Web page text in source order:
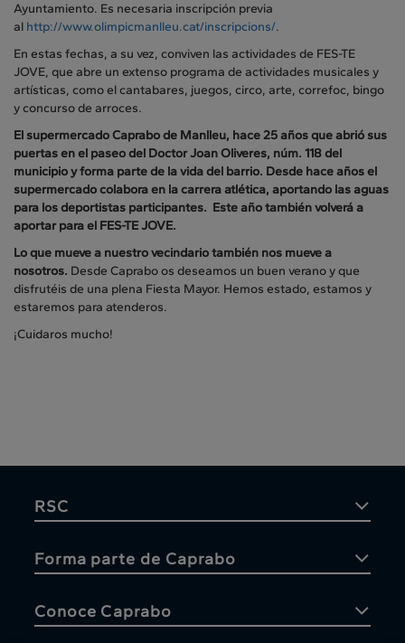
Ayuntamiento. Es necesaria inscripción previa
al http://www.olimpicmanlleu.cat/inscripcions/.
En estas fechas, a su vez, conviven las actividades de FES-TE
JOVE, que abre un extenso programa de actividades musicales y
artísticas, como el cantabares, juegos, circo, arte, correfoc, bingo
y concurso de arroces.
El supermercado Caprabo de Manlleu, hace 25 años que abrió sus
puertas en el paseo del Doctor Joan Oliveres, núm. 118 del
municipio y forma parte de la vida del barrio. Desde hace años el
supermercado colabora en la carrera atlética, aportando las aguas
para los deportistas participantes. Este año también volverá a
aportar para el FES-TE JOVE.
Lo que mueve a nuestro vecindario también nos mueve a
nosotros. Desde Caprabo os deseamos un buen verano y que
disfrutéis de una plena Fiesta Mayor. Hemos estado, estamos y
estaremos para atenderos.
¡Cuidaros mucho!
RSC
Forma parte de Caprabo
Conoce Caprabo